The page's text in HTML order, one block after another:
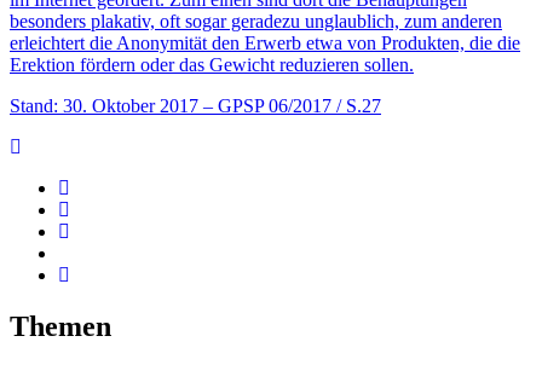
besonders plakativ, oft sogar geradezu unglaublich, zum anderen
erleichtert die Anonymität den Erwerb etwa von Produkten, die die
Erektion fördern oder das Gewicht reduzieren sollen.
Stand: 30. Oktober 2017 – GPSP 06/2017 / S.27
Themen